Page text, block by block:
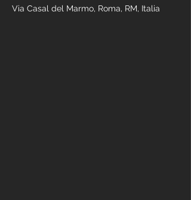
Via Casal del Marmo, Roma, RM, Italia